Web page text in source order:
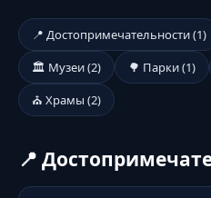
📍 Достопримечательности (1)
🏛️ Музеи (2)
🌳 Парки (1)
⛪ Храмы (2)
📍